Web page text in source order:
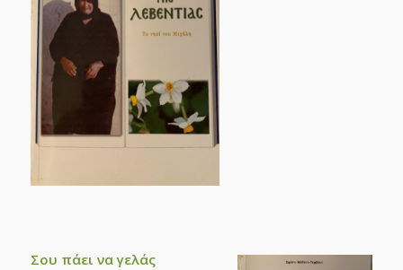
Σου πάει να γελάς